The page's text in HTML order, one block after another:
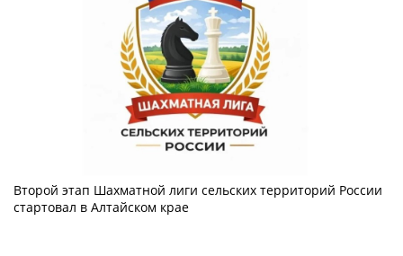
Второй этап Шахматной лиги сельских территорий России
стартовал в Алтайском крае